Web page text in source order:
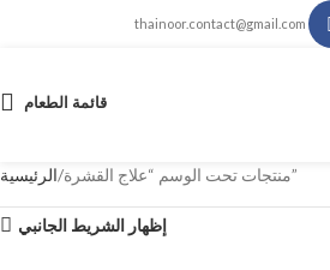
thainoor.contact@gmail.com
قائمة الطعام
الرئيسية منتجات تحت الوسم “علاج القشرة”
إظهار الشريط الجانبي